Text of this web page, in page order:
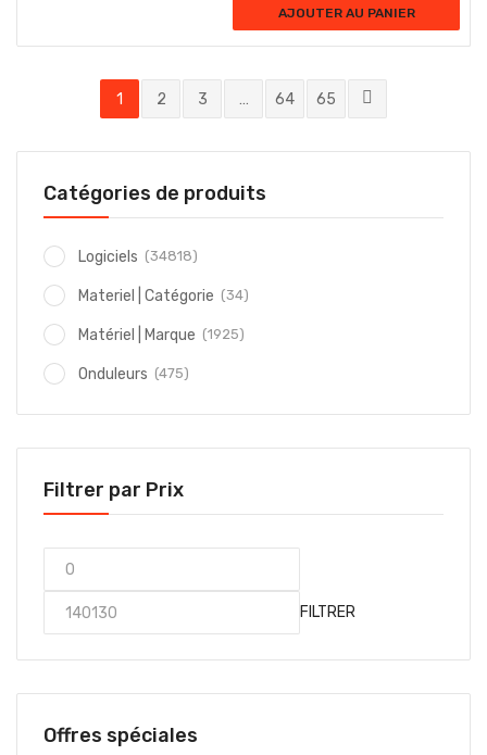
AJOUTER AU PANIER
1 2 3 … 64 65
Catégories de produits
Logiciels (34818)
Materiel | Catégorie (34)
Matériel | Marque (1925)
Onduleurs (475)
Filtrer par Prix
FILTRER
Offres spéciales